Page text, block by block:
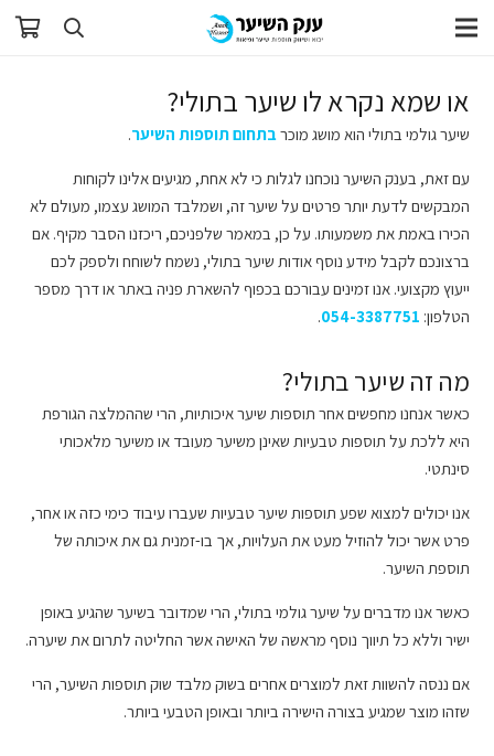
או שמא נקרא לו שיער בתולי?
שיער גולמי בתולי הוא מושג מוכרבתחום תוספות השיער.
עם זאת, בענק השיער נוכחנו לגלות כי לא אחת, מגיעים אלינו לקוחות
המבקשים לדעת יותר פרטים על שיער זה, ושמלבד המושג עצמו, מעולם לא
הכירו באמת את משמעותו. על כן, במאמר שלפניכם, ריכזנו הסבר מקיף. אם
ברצונכם לקבל מידע נוסף אודות שיער בתולי, נשמח לשוחח ולספק לכם
ייעוץ מקצועי. אנו זמינים עבורכם בכפוף להשארת פניה באתר או דרך מספר
הטלפון: 054-3387751
.
מה זה שיער בתולי?
כאשר אנחנו מחפשים אחר תוספות שיער איכותיות, הרי שההמלצה הגורפת
היא ללכת על תוספות טבעיות שאינן משיער מעובד או משיער מלאכותי
סינתטי.
אנו יכולים למצוא שפע תוספות שיער טבעיות שעברו עיבוד כימי כזה או אחר,
פרט אשר יכול להוזיל מעט את העלויות, אך בו-זמנית גם את איכותה של
תוספת השיער.
כאשר אנו מדברים על שיער גולמי בתולי, הרי שמדובר בשיער שהגיע באופן
ישיר וללא כל תיווך נוסף מראשה של האישה אשר החליטה לתרום את שיערה.
אם ננסה להשוות זאת למוצרים אחרים בשוק מלבד שוק תוספות השיער, הרי
שזהו מוצר שמגיע בצורה הישירה ביותר ובאופן הטבעי ביותר.